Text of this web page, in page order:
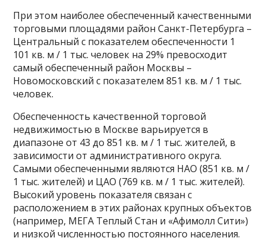
При этом наиболее обеспеченный качественными
торговыми площадями район Санкт-Петербурга –
Центральный с показателем обеспеченности 1
101 кв. м / 1 тыс. человек на 29% превосходит
самый обеспеченный район Москвы –
Новомосковский с показателем 851 кв. м / 1 тыс.
человек.
Обеспеченность качественной торговой
недвижимостью в Москве варьируется в
диапазоне от 43 до 851 кв. м / 1 тыс. жителей, в
зависимости от административного округа.
Самыми обеспеченными являются НАО (851 кв. м /
1 тыс. жителей) и ЦАО (769 кв. м / 1 тыс. жителей).
Высокий уровень показателя связан с
расположением в этих районах крупных объектов
(например, МЕГА Теплый Стан и «Афимолл Сити»)
и низкой численностью постоянного населения.